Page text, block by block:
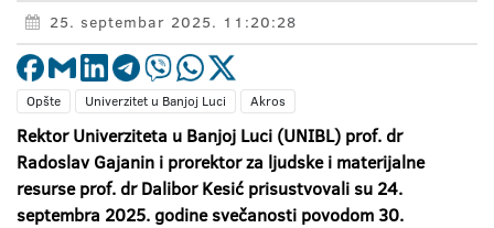
25. septembar 2025. 11:20:28
Opšte Univerzitet u Banjoj Luci Akros
Rektor Univerziteta u Banjoj Luci (UNIBL) prof. dr
Radoslav Gajanin i prorektor za ljudske i materijalne
resurse prof. dr Dalibor Kesić prisustvovali su 24.
septembra 2025. godine svečanosti povodom 30.